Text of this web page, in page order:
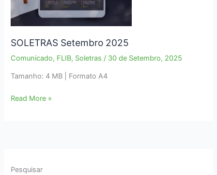
SOLETRAS Setembro 2025
Comunicado, FLIB, Soletras / 30 de Setembro, 2025
Tamanho: 4 MB | Formato A4
SOLETRAS
Read More »
Pesquisar